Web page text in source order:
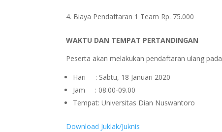
Biaya Pendaftaran 1 Team Rp. 75.000
WAKTU DAN TEMPAT PERTANDINGAN
Peserta akan melakukan pendaftaran ulang
Hari : Sabtu, 18 Januari 2020
Jam : 08.00-09.00
Tempat: Universitas Dian Nuswantoro
Download Juklak/Juknis